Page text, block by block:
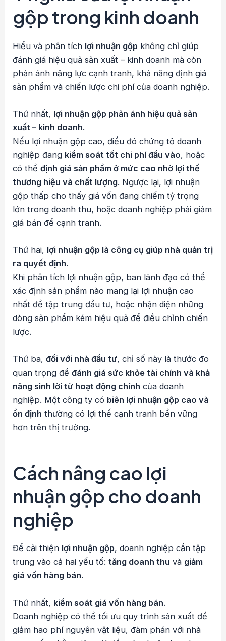
gộp trong kinh doanh
Hiểu và phân tích lợi nhuận gộp không chỉ giúp
đánh giá hiệu quả sản xuất – kinh doanh mà còn
phản ánh năng lực cạnh tranh, khả năng định giá
sản phẩm và chiến lược chi phí của doanh nghiệp.
Thứ nhất, lợi nhuận gộp phản ánh hiệu quả sản
xuất – kinh doanh.
Nếu lợi nhuận gộp cao, điều đó chứng tỏ doanh
nghiệp đang kiểm soát tốt chi phí đầu vào, hoặc
có thểđịnh giá sản phẩm ở mức cao nhờ lợi thế
thương hiệu và chất lượng. Ngược lại, lợi nhuận
gộp thấp cho thấy giá vốn đang chiếm tỷ trọng
lớn trong doanh thu, hoặc doanh nghiệp phải giảm
giá bán để cạnh tranh.
Thứ hai, lợi nhuận gộp là công cụ giúp nhà quản trị
ra quyết định.
Khi phân tích lợi nhuận gộp, ban lãnh đạo có thể
xác định sản phẩm nào mang lại lợi nhuận cao
nhất để tập trung đầu tư, hoặc nhận diện những
dòng sản phẩm kém hiệu quả để điều chỉnh chiến
lược.
Thứ ba,đối với nhà đầu tư, chỉ số này là thước đo
quan trọng đểđánh giá sức khỏe tài chính và khả
năng sinh lời từ hoạt động chính của doanh
nghiệp. Một công ty có biên lợi nhuận gộp cao và
ổn định thường có lợi thế cạnh tranh bền vững
hơn trên thị trường.
Cách nâng cao lợi
nhuận gộp cho doanh
nghiệp
Để cải thiện lợi nhuận gộp, doanh nghiệp cần tập
trung vào cả hai yếu tố:tăng doanh thu và giảm
giá vốn hàng bán.
Thứ nhất, kiểm soát giá vốn hàng bán.
Doanh nghiệp có thể tối ưu quy trình sản xuất để
giảm hao phí nguyên vật liệu, đàm phán với nhà